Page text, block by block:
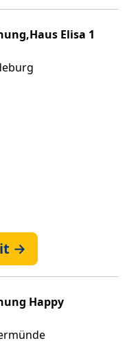
Elisa 1
→
Happy